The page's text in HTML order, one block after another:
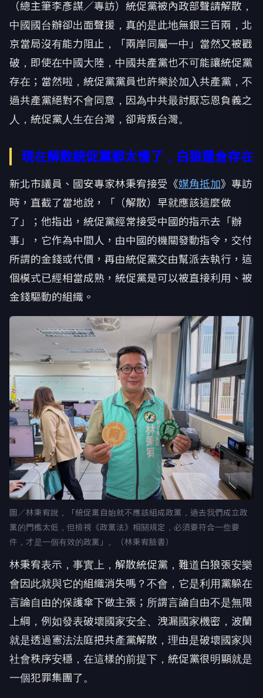
（總主筆李彥謀／專訪）統促黨被內政部聲請解散，
中國國台辦卻出面聲援，真的是此地無銀三百兩，北
京當局沒有能力阻止，「兩岸同屬一中」當然又被戳
破，即使在中國大陸，中國共產黨也不可能讓統促黨
存在；當然啦，統促黨黨員也許樂於加入共產黨，不
過共產黨絕對不會同意，因為中共最討厭忘恩負義之
人，統促黨人生在台灣，卻背叛台灣。
現在解散統促黨都太慢了，白狼還會存在
新北市議員、國安專家林秉宥接受《媒角抵加》專訪
時，直截了當地說，「（解散）早就應該這麼做
了」；他指出，統促黨經常接受中國的指示去「辦
事」，它作為中間人，由中國的機關發動指令，交付
所謂的金錢或代價，再由統促黨交由幫派去執行，這
個模式已經相當成熟，統促黨是可以被直接利用、被
金錢驅動的組織。
圖／林秉宥說，「統促黨自始就不應該組成政黨，過去我們成立政
黨的門檻太低，但檢視《政黨法》相關規定，必須要符合一些要
件，才是一個有效的政黨」。（林秉宥臉書）
林秉宥表示，事實上，解散統促黨，難道白狼張安樂
會因此就與它的組織消失嗎？不會，它是利用黨躲在
言論自由的保護傘下做主張；所謂言論自由不是無限
上綱，例如發表破壞國家安全、洩漏國家機密，波蘭
就是透過憲法法庭把共產黨解散，理由是破壞國家與
社會秩序安穩，在這樣的前提下，統促黨很明顯就是
一個犯罪集團了。